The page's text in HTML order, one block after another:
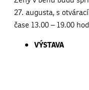
27. augusta, s
čase 13.00 – 19.00
VÝSTAVA